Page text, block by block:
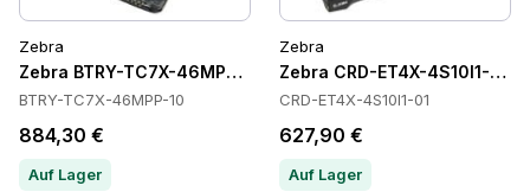
Zebra
Zebra BTRY-TC7X-46MPP-10 Batteries
BTRY-TC7X-46MPP-10
884,30 €
Auf Lager
Zebra
Zebra CRD-ET4X-4S10I1-01
CRD-ET4X-4S10I1-01
627,90 €
Auf Lager